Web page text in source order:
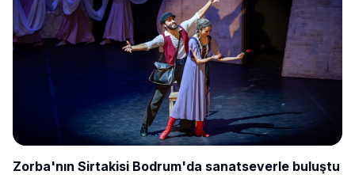
Zorba'nın Sirtakisi Bodrum'da sanatseverle buluştu